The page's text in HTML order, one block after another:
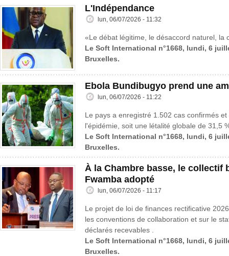
L'Indépendance
lun, 06/07/2026 - 11:32
«Le débat légitime, le désaccord naturel, la
Le Soft International n°1668, lundi, 6
Bruxelles.
Ebola Bundibugyo prend une
lun, 06/07/2026 - 11:22
Le pays a enregistré 1.502 cas confirmés
l'épidémie, soit une létalité globale de 31,5
Le Soft International n°1668, lundi, 6
Bruxelles.
À la Chambre basse, le collectif
Fwamba adopté
lun, 06/07/2026 - 11:17
Le projet de loi de finances rectificative
les conventions de collaboration et sur le
déclarés recevables .
Le Soft International n°1668, lundi, 6
Bruxelles.